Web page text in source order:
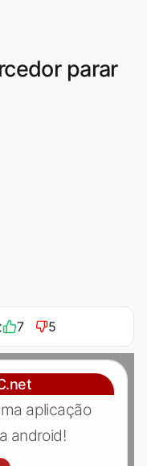
parar
7 5
aplicação
android!